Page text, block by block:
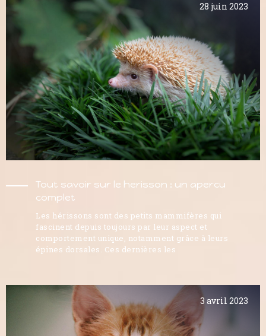
28 juin 2023
Tout savoir sur le herisson : un apercu
complet
Les hérissons sont des petits mammifères qui
fascinent depuis toujours par leur aspect et
comportement unique, notamment grâce à leurs
épines dorsales. Ces dernières les
3 avril 2023